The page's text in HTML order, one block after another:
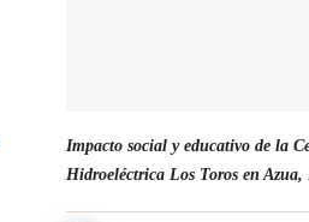
Impacto social y educativo de la
Hidroeléctrica Los Toros en Azua,